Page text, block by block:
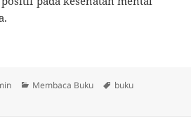
Categories
Membaca Buku Tags
buku